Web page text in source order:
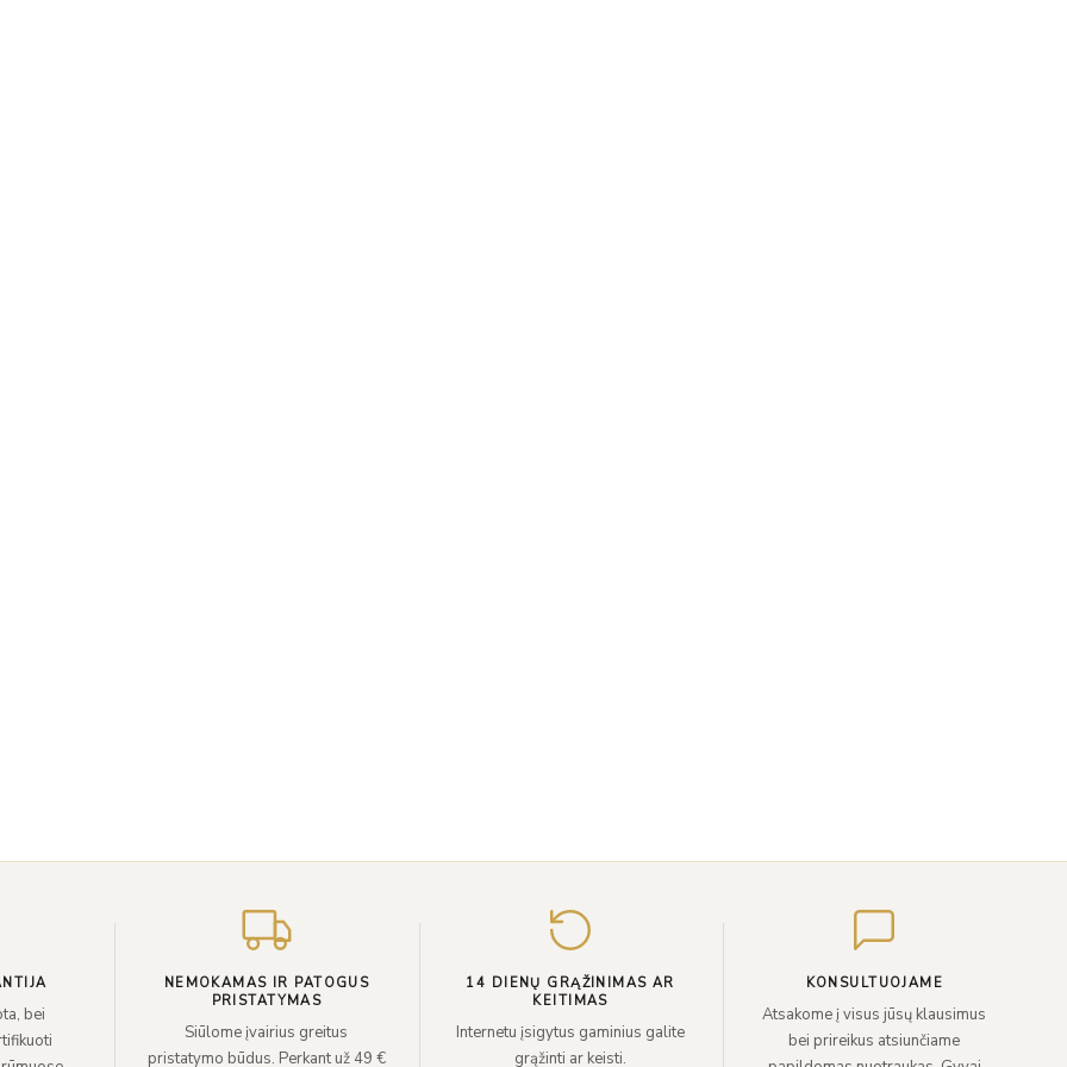
bei
NEMOKAMAS IR PATOGUS
PRISTATYMAS
Siūlome įvairius greitus
pristatymo būdus. Perkant už 49 €
14 DIENŲ GRĄŽINIMAS AR
KEITIMAS
Internetu įsigytus gaminius galite
grąžinti ar keisti.
KONSULTUOJAME
Atsakome į visus jūsų klausimus
bei prireikus atsiunčiame